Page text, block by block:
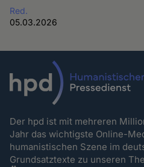
Red.
05.03.2026
Der hpd ist mit mehreren
Jahr das wichtigste Online-
humanistischen Szene im
Grundsatztexte zu unseren